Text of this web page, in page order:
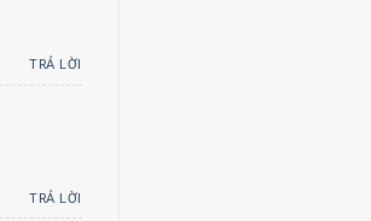
TRẢ LỜI
TRẢ LỜI